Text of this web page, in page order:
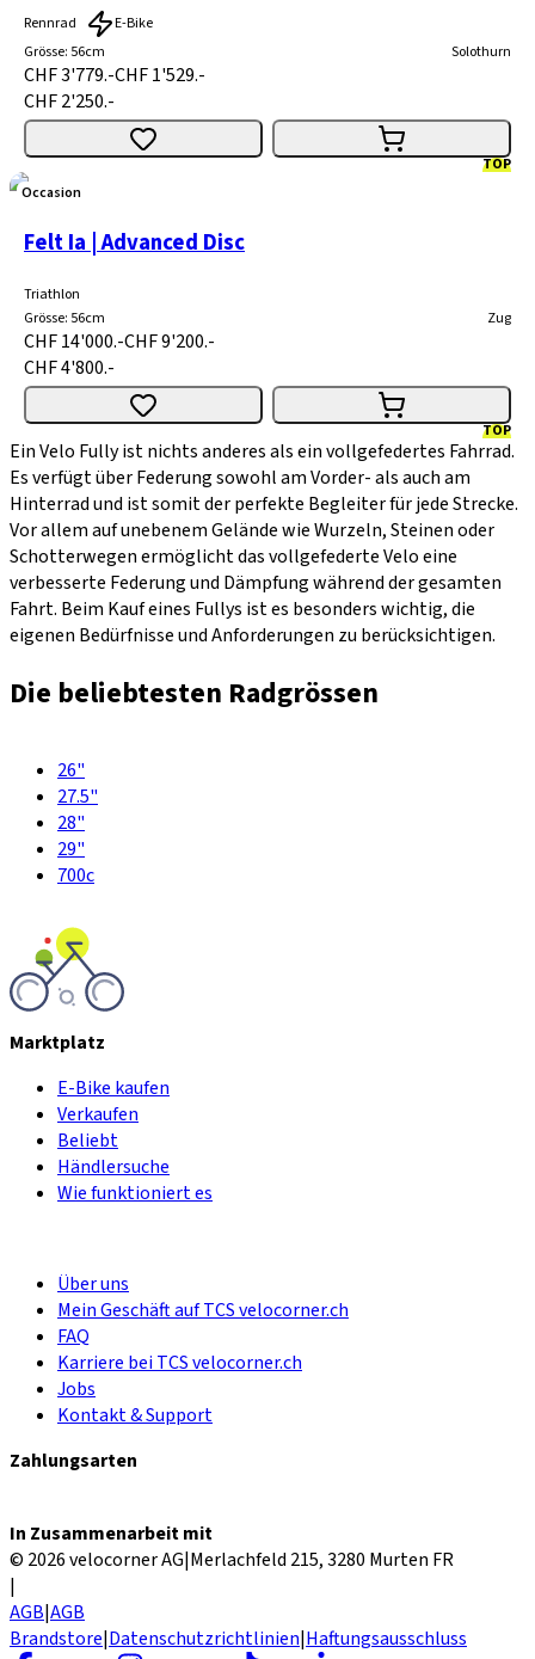
TOP
Rennrad
E-Bike
Grösse: 56cm Solothurn
CHF 3'779.-CHF 1'529.-
CHF 2'250.-
Occasion
TOP
Felt Ia | Advanced Disc
Triathlon
Grösse: 56cm Zug
CHF 14'000.-CHF 9'200.-
CHF 4'800.-
Ein Velo Fully ist nichts anderes als ein vollgefedertes Fahrrad.
Es verfügt über Federung sowohl am Vorder- als auch am
Hinterrad und ist somit der perfekte Begleiter für jede Strecke.
Vor allem auf unebenem Gelände wie Wurzeln, Steinen oder
Schotterwegen ermöglicht das vollgefederte Velo eine
verbesserte Federung und Dämpfung während der gesamten
Fahrt. Beim Kauf eines Fullys ist es besonders wichtig, die
eigenen Bedürfnisse und Anforderungen zu berücksichtigen.
Die beliebtesten Radgrössen
26"
27.5"
28"
29"
700c
Marktplatz
E-Bike kaufen
Verkaufen
Beliebt
Händlersuche
Wie funktioniert es
Über uns
Mein Geschäft auf TCS velocorner.ch
FAQ
Karriere bei TCS velocorner.ch
Jobs
Kontakt & Support
Zahlungsarten
In Zusammenarbeit mit
© 2026 velocorner AG|Merlachfeld 215, 3280 Murten FR
|
AGB|AGB
Brandstore|Datenschutzrichtlinien|Haftungsausschluss